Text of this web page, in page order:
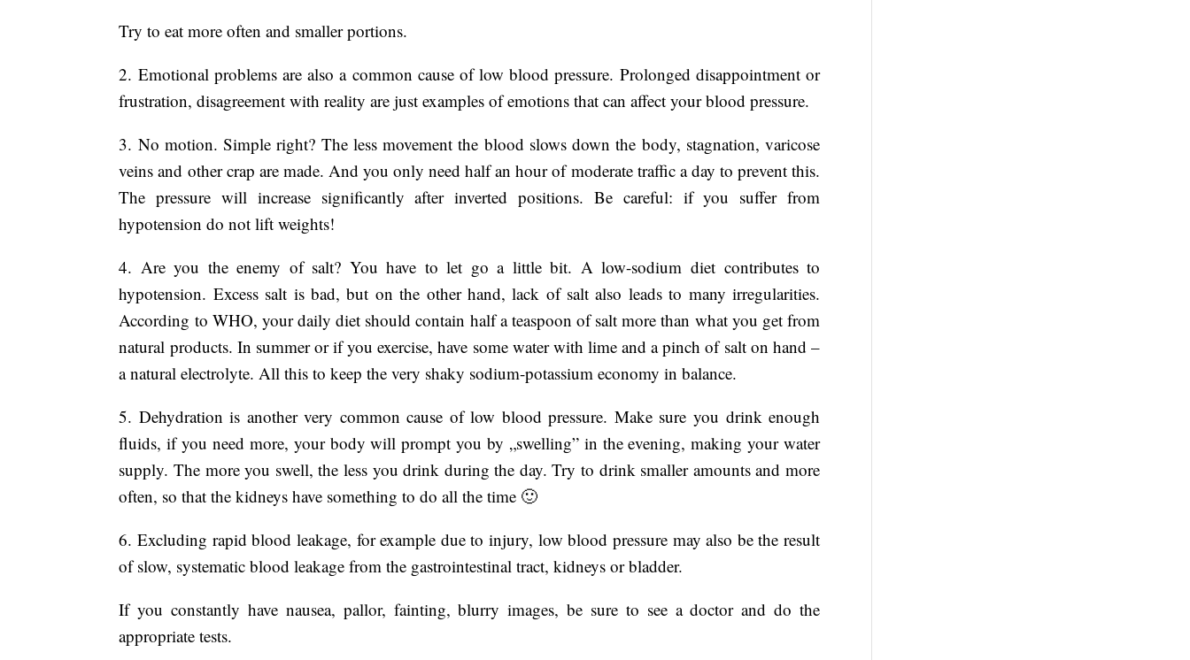
Try to eat more often and smaller portions.
2. Emotional problems are also a common cause of low blood pressure. Prolonged disappointment or
frustration, disagreement with reality are just examples of emotions that can affect your blood pressure.
3. No motion. Simple right? The less movement the blood slows down the body, stagnation, varicose
veins and other crap are made. And you only need half an hour of moderate traffic a day to prevent this.
The pressure will increase significantly after inverted positions. Be careful: if you suffer from
hypotension do not lift weights!
4. Are you the enemy of salt? You have to let go a little bit. A low-sodium diet contributes to
hypotension. Excess salt is bad, but on the other hand, lack of salt also leads to many irregularities.
According to WHO, your daily diet should contain half a teaspoon of salt more than what you get from
natural products. In summer or if you exercise, have some water with lime and a pinch of salt on hand –
a natural electrolyte. All this to keep the very shaky sodium-potassium economy in balance.
5. Dehydration is another very common cause of low blood pressure. Make sure you drink enough
fluids, if you need more, your body will prompt you by „swelling” in the evening, making your water
supply. The more you swell, the less you drink during the day. Try to drink smaller amounts and more
often, so that the kidneys have something to do all the time 🙂
6. Excluding rapid blood leakage, for example due to injury, low blood pressure may also be the result
of slow, systematic blood leakage from the gastrointestinal tract, kidneys or bladder.
If you constantly have nausea, pallor, fainting, blurry images, be sure to see a doctor and do the
appropriate tests.